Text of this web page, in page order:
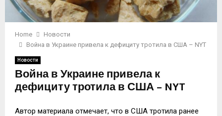
Home
Новости
Война в Украине привела к дефициту тротила в США – NYT
Новости
Война в Украине привела к
дефициту тротила в США – NYT
Автор материала отмечает, что в США тротила ранее